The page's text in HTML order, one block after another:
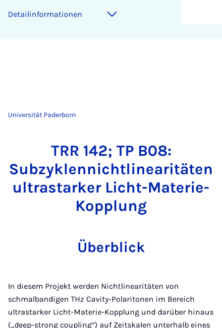
Detailinformationen
Universität Paderborn
TRR 142; TP B08:
Subzyklennichtlinearitäten
ultrastarker Licht-Materie-
Kopplung
Überblick
In diesem Projekt werden Nichtlinearitäten von
schmalbandigen THz Cavity-Polaritonen im Bereich
ultrastarker Licht-Materie-Kopplung und darüber hinaus
(„deep-strong coupling“) auf Zeitskalen unterhalb eines